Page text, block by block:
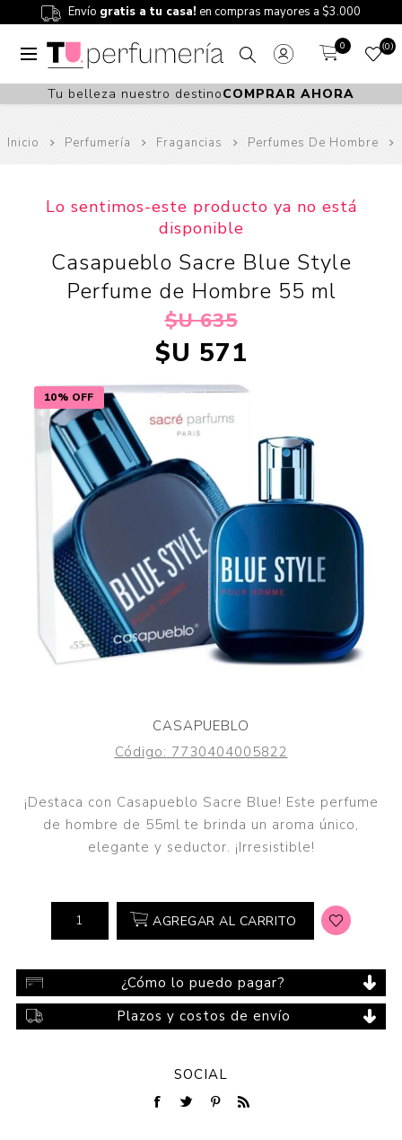
Envío gratis a tu casa! en compras mayores a $3.000
0 0
Tu belleza nuestro destinoCOMPRAR AHORA
Inicio Perfumería Fragancias Perfumes De Hombre
10% OFF
Lo sentimos-este producto ya no está
disponible
Casapueblo Sacre Blue Style
Perfume de Hombre 55 ml
$U 635
$U 571
CASAPUEBLO
Código: 7730404005822
¡Destaca con Casapueblo Sacre Blue! Este perfume
de hombre de 55ml te brinda un aroma único,
elegante y seductor. ¡Irresistible!
AGREGAR AL CARRITO
¿Cómo lo puedo pagar?
Plazos y costos de envío
SOCIAL